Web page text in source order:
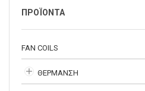
ΠΡΟΪΟΝΤΑ
FAN COILS
ΘΕΡΜΑΝΣΗ